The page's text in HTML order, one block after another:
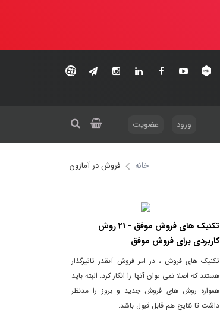
ورود عضویت
خانه فروش در آمازون
تکنیک های فروش موفق - 21 روش
کاربردی برای فروش موفق
تکنیک های فروش ، در امر فروش آنقدر تاثیرگذار
هستند که اصلا نمی توان آنها را انکار کرد. البته باید
همواره روش های فروش جدید و بروز را مدنظر
داشت تا نتایج هم قابل قبول باشد.